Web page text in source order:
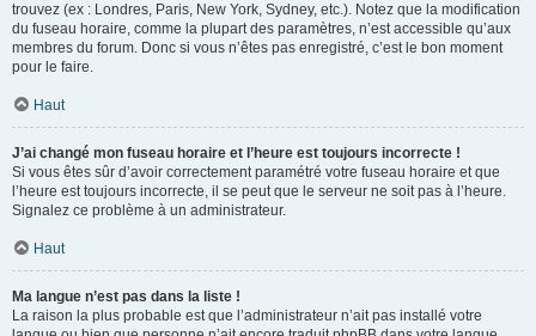
trouvez (ex : Londres, Paris, New York, Sydney, etc.). Notez que la modification
du fuseau horaire, comme la plupart des paramètres, n’est accessible qu’aux
membres du forum. Donc si vous n’êtes pas enregistré, c’est le bon moment
pour le faire.
Haut
J’ai changé mon fuseau horaire et l’heure est toujours incorrecte !
Si vous êtes sûr d’avoir correctement paramétré votre fuseau horaire et que
l’heure est toujours incorrecte, il se peut que le serveur ne soit pas à l’heure.
Signalez ce problème à un administrateur.
Haut
Ma langue n’est pas dans la liste !
La raison la plus probable est que l’administrateur n’ait pas installé votre